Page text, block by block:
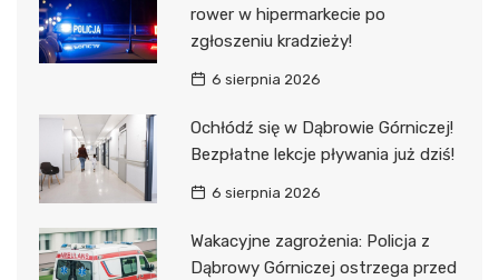
rower w hipermarkecie po
zgłoszeniu kradzieży!
6 sierpnia 2026
Ochłódź się w Dąbrowie Górniczej!
Bezpłatne lekcje pływania już dziś!
6 sierpnia 2026
Wakacyjne zagrożenia: Policja z
Dąbrowy Górniczej ostrzega przed